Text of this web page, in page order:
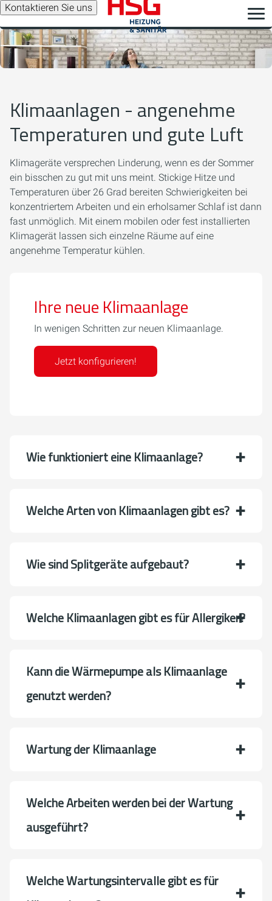
Kontaktieren Sie uns
Klimaanlagen - angenehme
Temperaturen und gute Luft
Klimageräte versprechen Linderung, wenn es der Sommer
ein bisschen zu gut mit uns meint. Stickige Hitze und
Temperaturen über 26 Grad bereiten Schwierigkeiten bei
konzentriertem Arbeiten und ein erholsamer Schlaf ist dann
fast unmöglich. Mit einem mobilen oder fest installierten
Klimagerät lassen sich einzelne Räume auf eine
angenehme Temperatur kühlen.
Ihre neue Klimaanlage
In wenigen Schritten zur neuen Klimaanlage.
Jetzt konfigurieren!
Wie funktioniert eine Klimaanlage?
Welche Arten von Klimaanlagen gibt es?
Wie sind Splitgeräte aufgebaut?
Welche Klimaanlagen gibt es für Allergiker?
Kann die Wärmepumpe als Klimaanlage
genutzt werden?
Wartung der Klimaanlage
Welche Arbeiten werden bei der Wartung
ausgeführt?
Welche Wartungsintervalle gibt es für